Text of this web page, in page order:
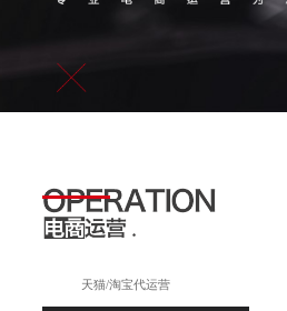
天猫/淘宝代运营